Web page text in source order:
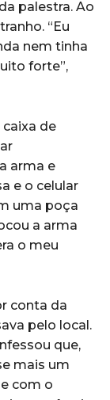
palestra. Ao
“Eu
nem tinha
forte”,
de
arma e
e o celular
uma poça
a arma
o meu
conta da
pelo local.
que,
mais um
com o